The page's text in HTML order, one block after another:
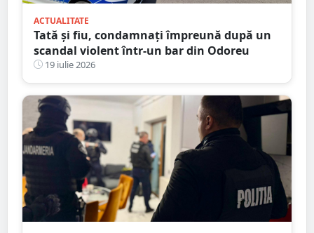
ACTUALITATE
Tată și fiu, condamnați împreună după un
scandal violent într-un bar din Odoreu
19 iulie 2026